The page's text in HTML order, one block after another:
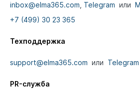
inbox@elma365.com, Telegram или
+7 (499) 30 23 365
Техподдержка
support@elma365.com или Telegram
PR-служба